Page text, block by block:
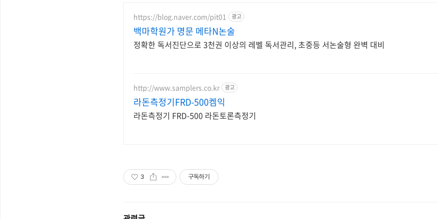
https://blog.naver.com/pit01 광고
백마학원가 명문 메타N논술
정확한 독서진단으로 3천권 이상의 레벨 독서관리, 초중등 서논술형 완벽 대비
http://www.samplers.co.kr 광고
라돈측정기FRD-500켐익
라돈측정기 FRD-500 라돈토론측정기
3 구독하기